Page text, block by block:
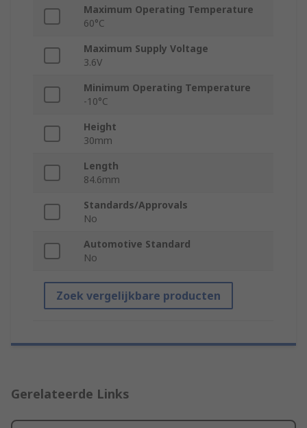
Maximum Operating Temperature
60°C
Maximum Supply Voltage
3.6V
Minimum Operating Temperature
-10°C
Height
30mm
Length
84.6mm
Standards/Approvals
No
Automotive Standard
No
Zoek vergelijkbare producten
Gerelateerde Links